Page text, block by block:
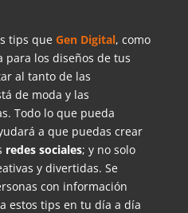
tips que Gen Digital, como
para los diseños de tus
al tanto de las
de moda y las
Todo lo que pueda
a que puedas crear
redes sociales; y no solo
y divertidas. Se
con información
estos tips en tu día a día